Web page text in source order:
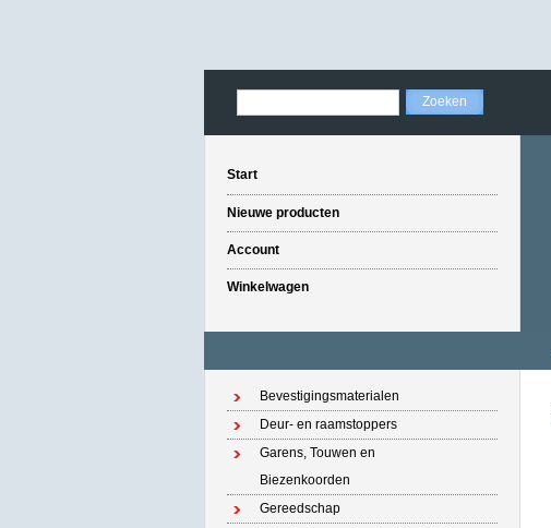
Start
Nieuwe producten
Account
Winkelwagen
Bevestigingsmaterialen
Deur- en raamstoppers
Garens, Touwen en
Biezenkoorden
Gereedschap